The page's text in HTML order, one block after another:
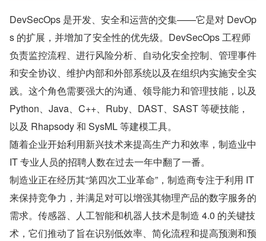
DevSecOps 是开发、安全和运营的交集——它是对 DevOp
s 的扩展，并增加了安全性的优先级。DevSecOps 工程师
负责监控流程、进行风险分析、自动化安全控制、管理事件
和安全协议、维护内部和外部系统以及在组织内实施安全实
践。这个角色需要强大的沟通、领导能力和管理技能，以及
Python、Java、C++、Ruby、DAST、SAST 等硬技能，
以及 Rhapsody 和 SysML 等建模工具。
随着企业开始利用新兴技术来提高生产力和效率，制造业中
IT 专业人员的招聘人数在过去一年中翻了一番。
制造业正在经历其“第四次工业革命”，制造商专注于利用 IT
来保持竞争力，并满足对可以增强其物理产品的数字服务的
需求。传感器、人工智能和机器人技术是制造 4.0 的关键技
术，它们推动了旨在识别低效率、简化流程和提高预测和预